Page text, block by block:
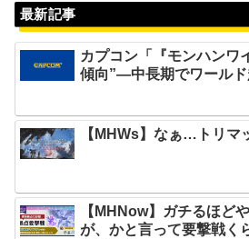
最新記事
カプコン「『モンハンワ
傾向”―中長期でワールド
【MHWs】なぁ…トリマ
【MHNow】ガチるほど
が、かと言って要撃戦く